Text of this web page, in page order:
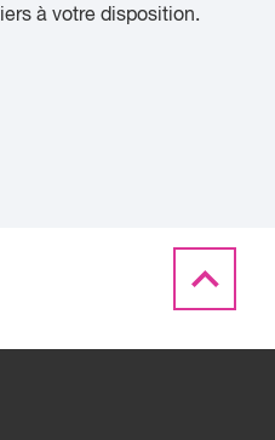
à votre disposition.